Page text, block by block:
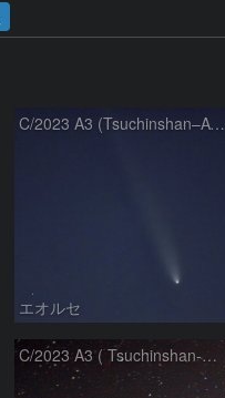
C/2023 A3 (Tsuchinshan–ATLAS)
エオルセ
C/2023 A3 ( Tsuchinshan-ATLAS )